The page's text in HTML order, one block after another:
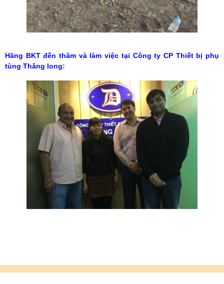
Hãng BKT đến thăm và làm việc tại Công ty CP Thiết bị phụ
tùng Thăng long: